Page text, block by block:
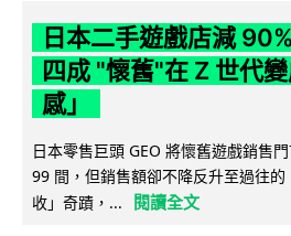
日本二手遊戲店減
四成 "懷舊"在 Z 世代
感」
日本零售巨頭 GEO 將懷舊遊戲銷售
99 間，但銷售額卻不降反升至過往
收」奇蹟，...
閱讀全文